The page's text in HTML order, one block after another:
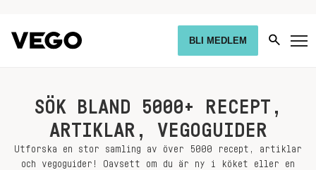
BLI MEDLEM
SÖK BLAND 5000+ RECEPT,
ARTIKLAR, VEGOGUIDER
Utforska en stor samling av över 5000 recept, artiklar
och vegoguider! Oavsett om du är ny i köket eller en